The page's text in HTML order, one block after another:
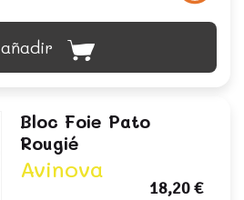
añadir
Bloc Foie Pato
Rougié
Avinova
18,20 €